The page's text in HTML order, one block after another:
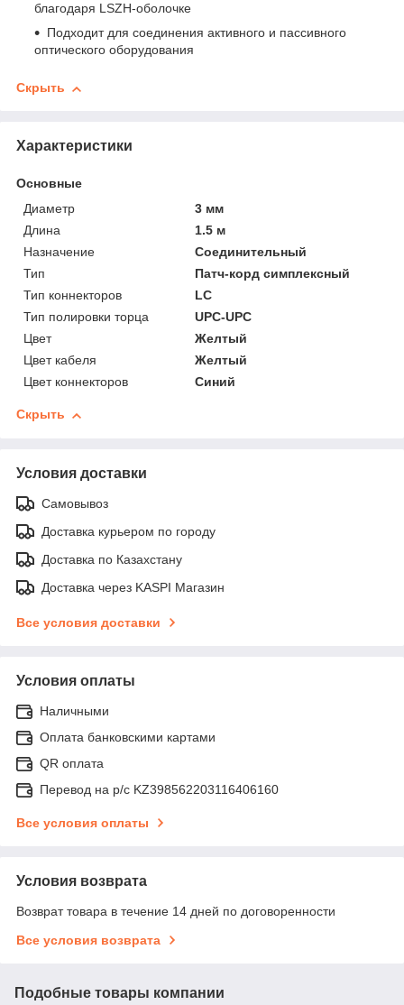
благодаря LSZH-оболочке
Подходит для соединения активного и пассивного
оптического оборудования
Скрыть
Характеристики
Основные
Диаметр
3 мм
Длина
1.5 м
Назначение
Соединительный
Тип
Патч-корд симплексный
Тип коннекторов
LC
Тип полировки торца
UPC-UPC
Цвет
Желтый
Цвет кабеля
Желтый
Цвет коннекторов
Синий
Скрыть
Условия доставки
Самовывоз
Доставка курьером по городу
Доставка по Казахстану
Доставка через KASPI Магазин
Все условия доставки
Условия оплаты
Наличными
Оплата банковскими картами
QR оплата
Перевод на р/с KZ398562203116406160
Все условия оплаты
Условия возврата
Возврат товара в течение 14 дней по договоренности
Все условия возврата
Подобные товары компании